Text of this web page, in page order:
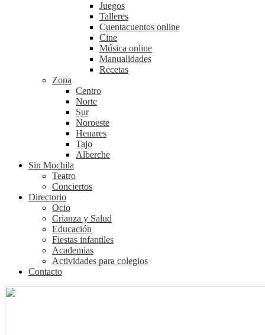
Juegos
Talleres
Cuentacuentos online
Cine
Música online
Manualidades
Recetas
Zona
Centro
Norte
Sur
Noroeste
Henares
Tajo
Alberche
Sin Mochila
Teatro
Conciertos
Directorio
Ocio
Crianza y Salud
Educación
Fiestas infantiles
Academias
Actividades para colegios
Contacto